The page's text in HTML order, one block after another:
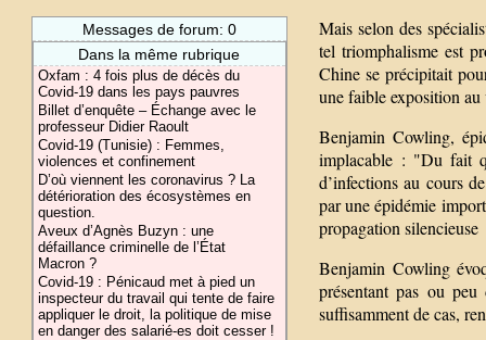
Messages de forum: 0
Dans la même rubrique
Oxfam : 4 fois plus de décès du
Covid-19 dans les pays pauvres
Billet d’enquête – Échange avec le
professeur Didier Raoult
Covid-19 (Tunisie) : Femmes,
violences et confinement
D’où viennent les coronavirus ? La
détérioration des écosystèmes en
question.
Aveux d’Agnès Buzyn : une
défaillance criminelle de l’État
Macron ?
Covid-19 : Pénicaud met à pied un
inspecteur du travail qui tente de faire
appliquer le droit, la politique de mise
en danger des salarié-es doit cesser !
Mais selon des
tel triomphalisme est
Chine se précipitait
une faible exposition
Benjamin Cowling,
implacable : "Du fait
d’infections au cours
par une épidémie
propagation silencieuse
Benjamin Cowling
présentant pas ou peu
suffisamment de cas,